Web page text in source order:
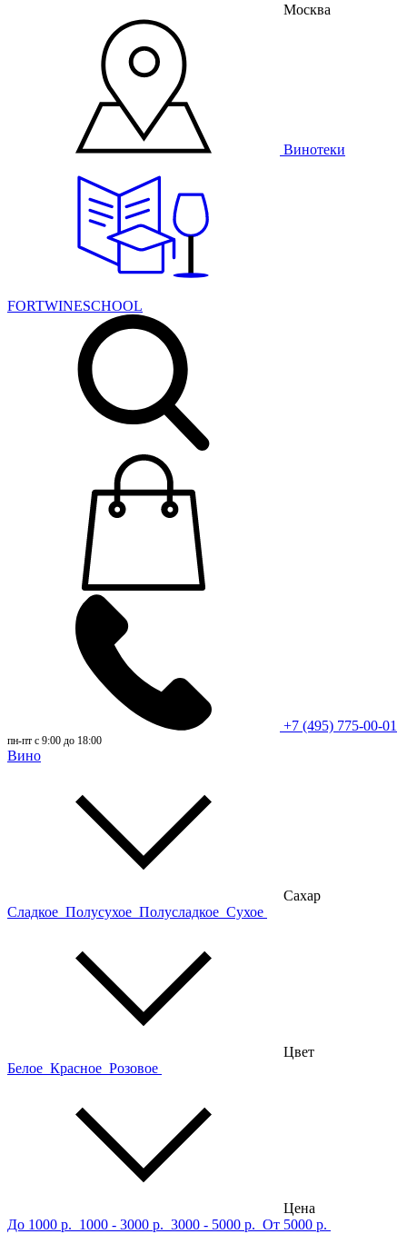
Москва
Винотеки
FORTWINESCHOOL
+7 (495) 775-00-01
пн-пт с 9:00 до 18:00
Вино
Сахар
Сладкое Полусухое Полусладкое Сухое
Цвет
Белое Красное Розовое
Цена
До 1000 р. 1000 - 3000 р. 3000 - 5000 р. От 5000 р.